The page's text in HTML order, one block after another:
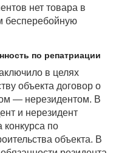
нет товара в
бесперебойную
по репатриации
в целях
объекта договор о
— нерезидентом. В
и нерезидент
по
объекта. В